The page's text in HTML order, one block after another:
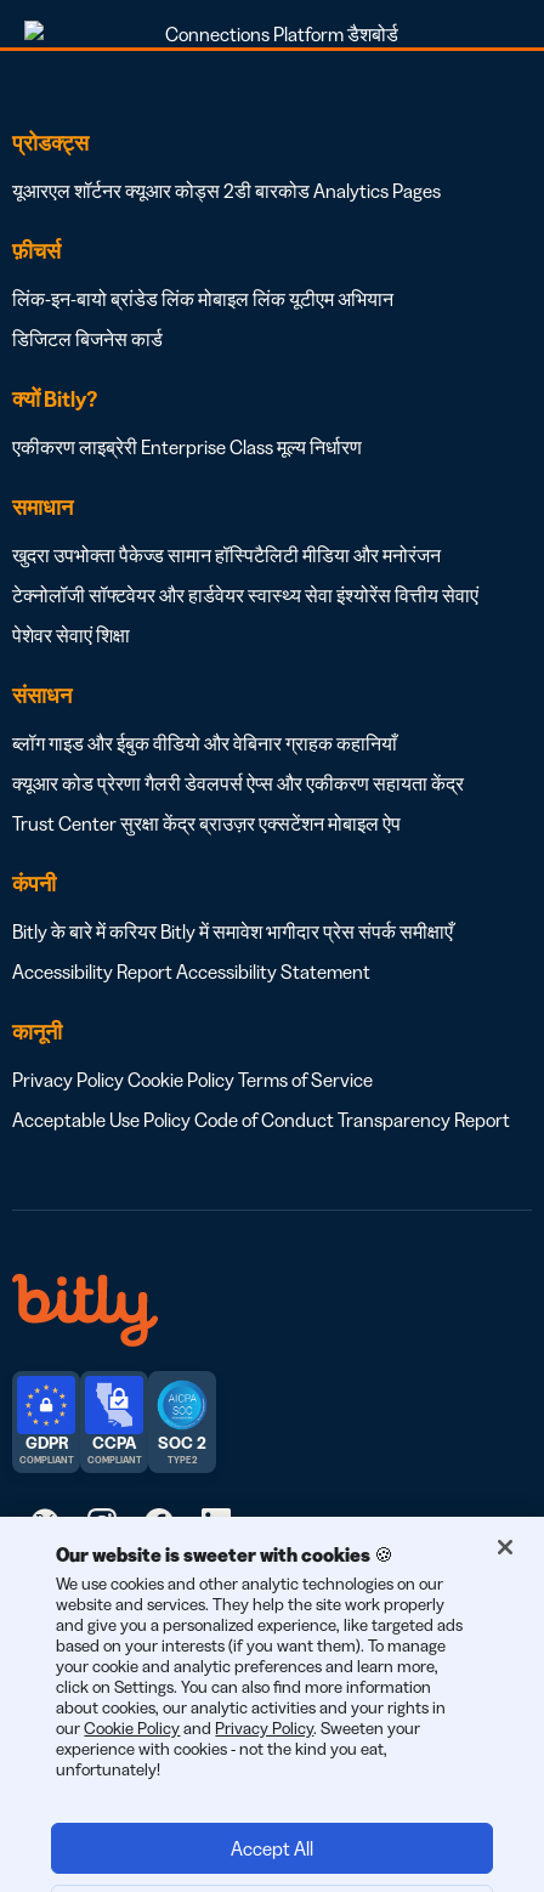
प्रोडक्ट्स
यूआरएल शॉर्टनरक्यूआर कोड्स2डी बारकोडAnalytics Pages
फ़ीचर्स
लिंक-इन-बायोब्रांडेड लिंकमोबाइल लिंकयूटीएम अभियान
डिजिटल बिजनेस कार्ड
क्यों Bitly?
एकीकरण लाइब्रेरी Enterprise Classमूल्य निर्धारण
समाधान
खुदराउपभोक्ता पैकेज्ड सामानहॉस्पिटैलिटीमीडिया और मनोरंजन
टेक्नोलॉजी सॉफ्टवेयर और हार्डवेयरस्वास्थ्य सेवाइंश्योरेंसवित्तीय सेवाएं
पेशेवर सेवाएंशिक्षा
संसाधन
ब्लॉगगाइड और ईबुकवीडियो और वेबिनारग्राहक कहानियाँ
क्यूआर कोड प्रेरणा गैलरीडेवलपर्सऐप्स और एकीकरणसहायता केंद्र
Trust Centerसुरक्षा केंद्रब्राउज़र एक्सटेंशनमोबाइल ऐप
कंपनी
Bitly के बारे मेंकरियर Bitly में समावेशभागीदारप्रेससंपर्कसमीक्षाएँ
Accessibility ReportAccessibility Statement
कानूनी
Privacy PolicyCookie PolicyTerms of Service
Acceptable Use PolicyCode of ConductTransparency Report
© 2026 Bitly | Handmade in New York City, Berlin, and all over
the world.
GDPR
COMPLIANT
CCPA
COMPLIANT
SOC 2
TYPE 2
Our website is sweeter with cookies 🍪
We use cookies and other analytic technologies on our
website and services. They help the site work properly
and give you a personalized experience, like targeted ads
based on your interests (if you want them). To manage
your cookie and analytic preferences and learn more,
click on Settings. You can also find more information
about cookies, our analytic activities and your rights in
ourCookie Policyand Privacy Policy. Sweeten your
experience with cookies - not the kind you eat,
unfortunately!
Accept All